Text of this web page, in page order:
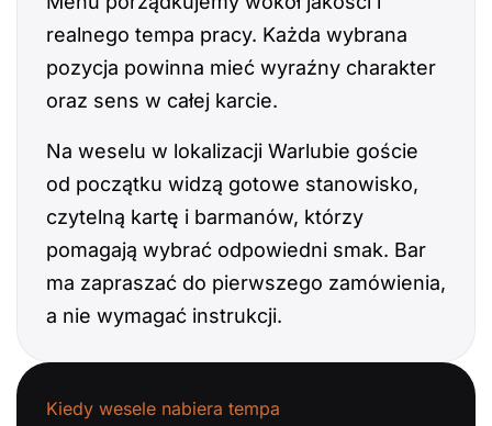
realnego tempa pracy. Każda wybrana
pozycja powinna mieć wyraźny charakter
oraz sens w całej karcie.
Na weselu w lokalizacji Warlubie goście
od początku widzą gotowe stanowisko,
czytelną kartę i barmanów, którzy
pomagają wybrać odpowiedni smak. Bar
ma zapraszać do pierwszego zamówienia,
a nie wymagać instrukcji.
Kiedy wesele nabiera tempa